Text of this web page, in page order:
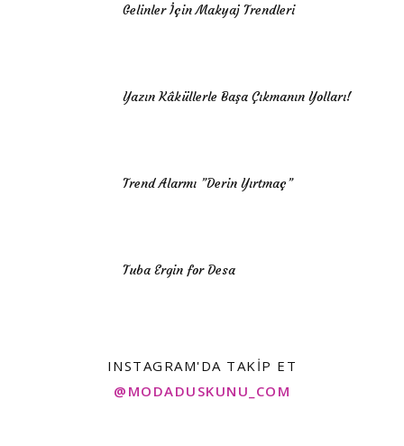
Gelinler İçin Makyaj Trendleri
Yazın Kâküllerle Başa Çıkmanın Yolları!
Trend Alarmı ”Derin Yırtmaç”
Tuba Ergin for Desa
INSTAGRAM'DA TAKIP ET
@MODADUSKUNU_COM